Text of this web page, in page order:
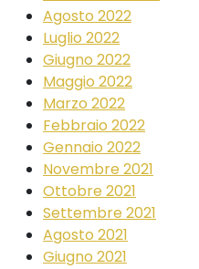
Agosto 2022
Luglio 2022
Giugno 2022
Maggio 2022
Marzo 2022
Febbraio 2022
Gennaio 2022
Novembre 2021
Ottobre 2021
Settembre 2021
Agosto 2021
Giugno 2021